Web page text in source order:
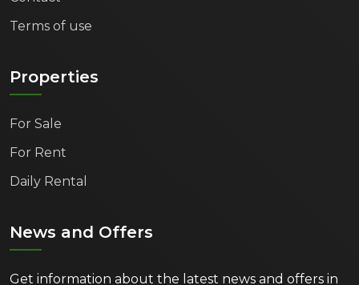
Terms of use
Properties
For Sale
For Rent
Daily Rental
News and Offers
Get information about the latest news and offers in